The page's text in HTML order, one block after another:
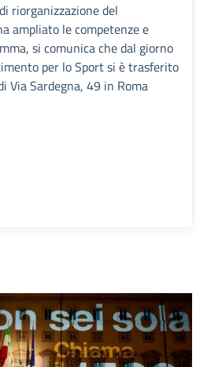
riorganizzazione del
ampliato le competenze e
si comunica che dal giorno
per lo Sport si è trasferito
Via Sardegna, 49 in Roma